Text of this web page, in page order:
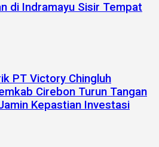
di Indramayu Sisir Tempat
PT Victory Chingluh
Cirebon Turun Tangan
Kepastian Investasi